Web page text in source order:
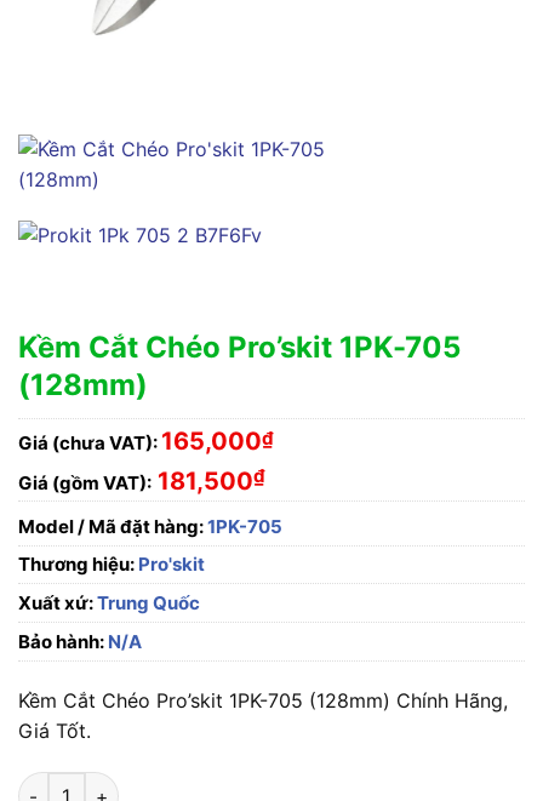
Kềm Cắt Chéo Pro’skit 1PK-705
(128mm)
Giá (chưa VAT): 165,000₫
Giá (gồm VAT): 181,500₫
Model / Mã đặt hàng:1PK-705
Thương hiệu: Pro'skit
Xuất xứ:Trung Quốc
Bảo hành: N/A
Kềm Cắt Chéo Pro’skit 1PK-705 (128mm) Chính Hãng,
Giá Tốt.
Kềm Cắt Chéo Pro'skit 1PK-705 (128mm) số lượng